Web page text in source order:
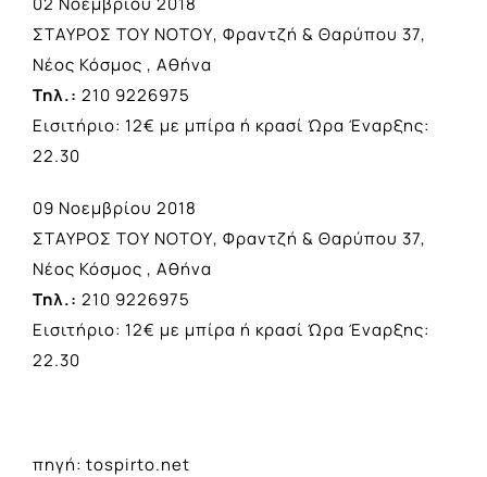
ΣΤΑΥΡΟΣ ΤΟΥ ΝΟΤΟΥ, Φραντζή & Θαρύπου 37,
Νέος Κόσμος , Αθήνα
Τηλ.: 210 9226975
Εισιτήριο: 12€ με μπίρα ή κρασί Ώρα Έναρξης:
22.30
09 Νοεμβρίου 2018
ΣΤΑΥΡΟΣ ΤΟΥ ΝΟΤΟΥ, Φραντζή & Θαρύπου 37,
Νέος Κόσμος , Αθήνα
Τηλ.: 210 9226975
Εισιτήριο: 12€ με μπίρα ή κρασί Ώρα Έναρξης:
22.30
πηγή: tospirto.net